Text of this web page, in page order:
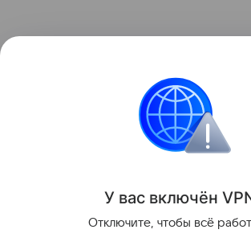
У вас включён VP
Отключите, чтобы всё